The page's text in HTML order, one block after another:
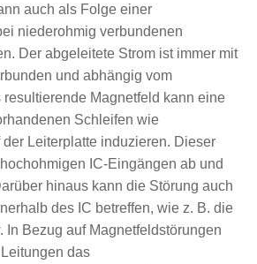
auch als Folge einer
niederohmig verbundenen
Der abgeleitete Strom ist immer mit
und abhängig vom
resultierende Magnetfeld kann eine
Schleifen wie
der Leiterplatte induzieren. Dieser
IC-Eingängen ab und
hinaus kann die Störung auch
des IC betreffen, wie z. B. die
In Bezug auf Magnetfeldstörungen
das